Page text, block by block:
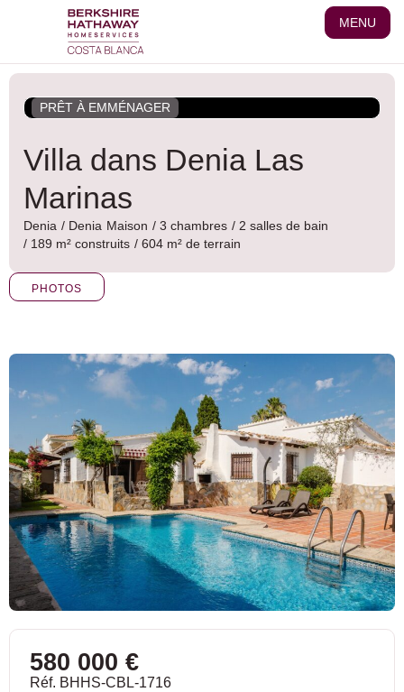
MENU
PRÊT À EMMÉNAGER
Villa dans Denia Las
Marinas
Denia / Denia Maison / 3 chambres / 2 salles de bain
/ 189 m² construits / 604 m² de terrain
PHOTOS
580 000 €
Réf. BHHS-CBL-1716